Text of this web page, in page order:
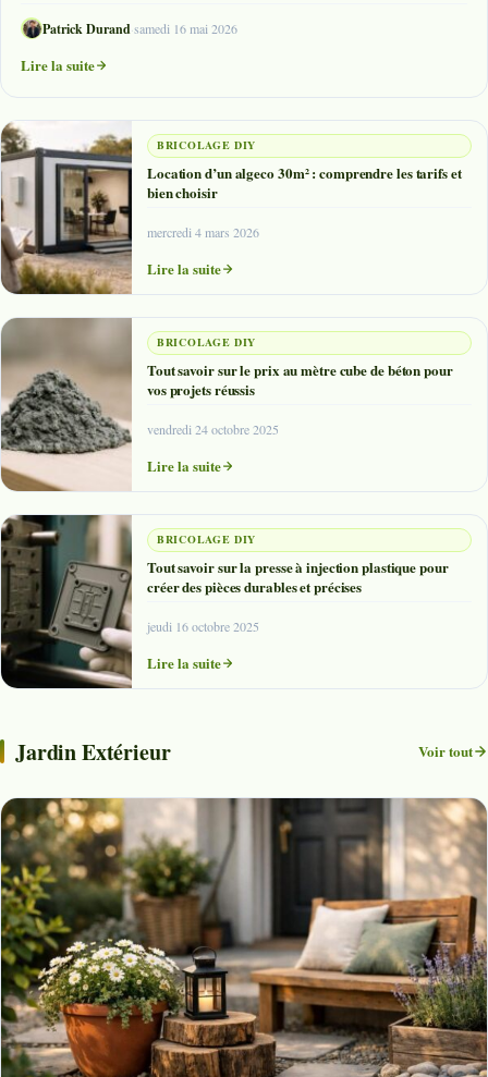
Patrick Durand·samedi 16 mai 2026
Lire la suite
BRICOLAGE DIY
Location d’un algeco 30m² : comprendre les tarifs et
bien choisir
mercredi 4 mars 2026
Lire la suite
BRICOLAGE DIY
Tout savoir sur le prix au mètre cube de béton pour
vos projets réussis
vendredi 24 octobre 2025
Lire la suite
BRICOLAGE DIY
Tout savoir sur la presse à injection plastique pour
créer des pièces durables et précises
jeudi 16 octobre 2025
Lire la suite
Jardin Extérieur Voir tout